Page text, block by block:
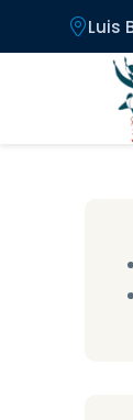
Pasar al Luis